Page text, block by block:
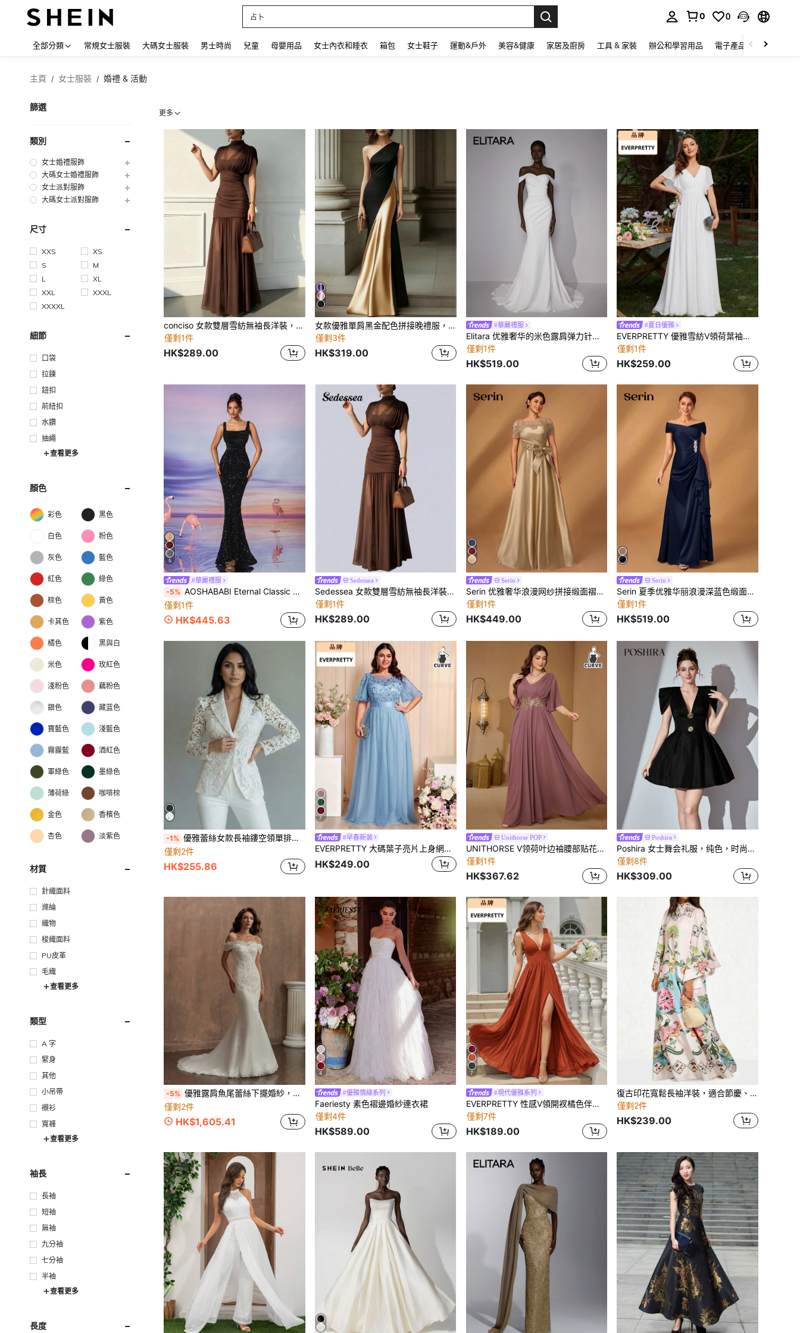
占卜
0 0
全部分類 常規女士服裝 大碼女士服裝 男士時尚 兒童 母嬰用品 女士內衣和睡衣 箱包 女士鞋子 運動&戶外 美容&健康 家居及廚房 工具 & 家裝 辦公和學習用品 電子產品 玩具
主頁 / 女士服裝 / 婚禮 & 活動
篩選
類別
女士婚禮服飾
大碼女士婚禮服飾
女士派對服飾
大碼女士派對服飾
尺寸
XXS
XS
S
M
L
XL
XXL
XXXL
XXXXL
細節
口袋
拉鍊
鈕扣
前紐扣
水鑽
抽繩
查看更多
顏色
彩色 黑色
白色 粉色
灰色 藍色
紅色 綠色
棕色 黃色
卡其色 紫色
橘色 黑與白
米色 玫紅色
淺粉色 藕粉色
銀色 藏蓝色
寶藍色 淺藍色
霧霾藍 酒紅色
軍綠色 墨綠色
薄荷綠 咖啡棕
金色 香檳色
杏色 淡紫色
材質
針織面料
滌綸
織物
梭織面料
PU皮革
毛織
查看更多
類型
A 字
緊身
其他
小吊帶
襯衫
寬褲
查看更多
袖長
長袖
短袖
無袖
九分袖
七分袖
半袖
查看更多
長度
更多
conciso 女款雙層雪紡無袖長洋裝，浪漫風格，適合海灘、婚禮、派對、伴娘、茶會、新年、生日，春季棕色秋季
僅剩1件
HK$289.00
女款優雅單肩黑金配色拼接晚禮服，婚禮賓客禮服，派對穿著，適合春夏秋冬
僅剩3件
HK$319.00
#華麗禮服
Elitara 优雅奢华的米色露肩弹力针织褶皱鱼尾连衣裙，饰有蕾丝拼接，适合婚礼、派对、庆典、节日和舞会，新娘也可在情人节穿着。
僅剩1件
HK$519.00
#夏日優雅
EVERPRETTY 優雅雪紡V領荷葉袖洋裝，白色，適合新娘派對、婚禮及其他場合，新娘禮服，伴娘禮服，秋季
僅剩1件
HK$259.00
5
#華麗禮服
-5% AOSHABABI Eternal Classic 經典灰色方領天鵝絨亮片修身魚尾正式禮服，重現 Herben 時代優雅之美，適合秋季
僅剩1件
HK$445.63
Sedessea
Sedessea 女款雙層雪紡無袖長洋裝，浪漫風格，伴娘禮服、茶會、新年、情人節、生日、春季優雅婚禮適用
僅剩1件
HK$289.00
Serin
Serin 优雅奢华浪漫网纱拼接缎面褶皱奢华串珠贴花短袖蝴蝶结A字裙摆连衣裙，适合晚宴、约会、度假、舞会、婚礼、新娘母亲礼服、情人节等场合。
僅剩1件
HK$449.00
Serin
Serin 夏季优雅华丽浪漫深蓝色缎面露肩褶皱奢华水钻装饰A字拼接不对称荷叶边微鱼尾裙摆，适合晚宴、舞会、单身派对、度假约会、音乐节、毕业季、婚礼、新娘母亲礼服、情人节等场合。
僅剩1件
HK$519.00
-1% 優雅蕾絲女款長袖鏤空領單排扣夾克，白色，適合婚禮、度假、派對，秋季穿搭
僅剩2件
HK$255.86
7
#早春新装
EVERPRETTY 大碼葉子亮片上身網紗舞會連衣裙
HK$249.00
Unithorse POP
UNITHORSE V领荷叶边袖腰部贴花雪纺晚礼服
僅剩1件
HK$367.62
Poshira
Poshira 女士舞会礼服，纯色，时尚，适合夏季
僅剩8件
HK$309.00
-5% 優雅露肩魚尾蕾絲下擺婚紗，適合新娘，情人節、春季、秋季穿著
僅剩2件
HK$1,605.41
4
#優雅情緣系列
Faeriesty 素色褶邊婚紗連衣裙
僅剩4件
HK$589.00
7
#現代優雅系列
EVERPRETTY 性感V領開衩橘色伴娘禮服，優雅婚禮賓客洋裝，適合夏季婚禮、派對、舞會、海灘度假，春秋穿搭
僅剩7件
HK$189.00
復古印花寬鬆長袖洋裝，適合節慶、度假、婚禮，春秋穿著
僅剩2件
HK$239.00